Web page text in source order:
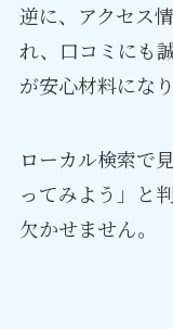
逆に、アクセス
れ、口コミにも
が安心材料になり
ローカル検索で
ってみよう」と
欠かせません。